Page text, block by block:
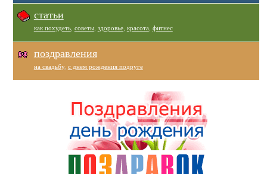
статьи
как похудеть, советы, здоровье, красота фитнес
поздравления
на свадьбу, с днем рождения подруге